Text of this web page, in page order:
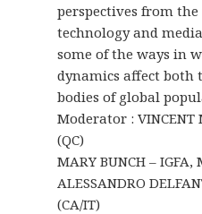
perspectives from
technology and
some of the ways in
dynamics affect both
bodies of global
Moderator : VINCENT
(QC)
MARY BUNCH –
ALESSANDRO
(CA/IT)